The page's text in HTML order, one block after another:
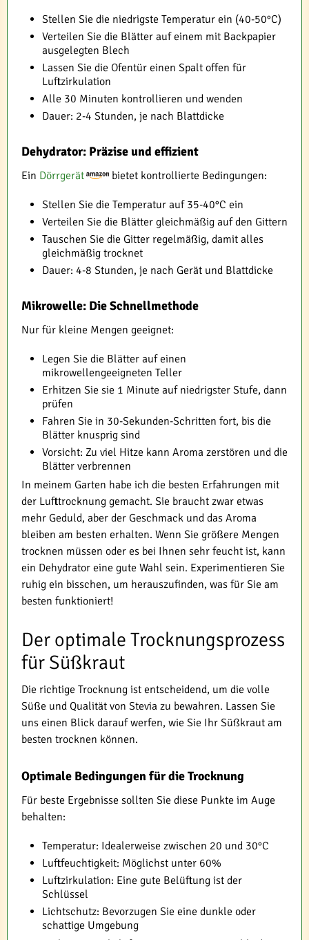
Stellen Sie die niedrigste Temperatur ein (40-50°C)
Verteilen Sie die Blätter auf einem mit Backpapier
ausgelegten Blech
Lassen Sie die Ofentür einen Spalt offen für
Luftzirkulation
Alle 30 Minuten kontrollieren und wenden
Dauer: 2-4 Stunden, je nach Blattdicke
Dehydrator: Präzise und effizient
Ein Dörrgerät bietet kontrollierte Bedingungen:
Stellen Sie die Temperatur auf 35-40°C ein
Verteilen Sie die Blätter gleichmäßig auf den Gittern
Tauschen Sie die Gitter regelmäßig, damit alles
gleichmäßig trocknet
Dauer: 4-8 Stunden, je nach Gerät und Blattdicke
Mikrowelle: Die Schnellmethode
Nur für kleine Mengen geeignet:
Legen Sie die Blätter auf einen
mikrowellengeeigneten Teller
Erhitzen Sie sie 1 Minute auf niedrigster Stufe, dann
prüfen
Fahren Sie in 30-Sekunden-Schritten fort, bis die
Blätter knusprig sind
Vorsicht: Zu viel Hitze kann Aroma zerstören und die
Blätter verbrennen
In meinem Garten habe ich die besten Erfahrungen mit
der Lufttrocknung gemacht. Sie braucht zwar etwas
mehr Geduld, aber der Geschmack und das Aroma
bleiben am besten erhalten. Wenn Sie größere Mengen
trocknen müssen oder es bei Ihnen sehr feucht ist, kann
ein Dehydrator eine gute Wahl sein. Experimentieren Sie
ruhig ein bisschen, um herauszufinden, was für Sie am
besten funktioniert!
Der optimale Trocknungsprozess
für Süßkraut
Die richtige Trocknung ist entscheidend, um die volle
Süße und Qualität von Stevia zu bewahren. Lassen Sie
uns einen Blick darauf werfen, wie Sie Ihr Süßkraut am
besten trocknen können.
Optimale Bedingungen für die Trocknung
Für beste Ergebnisse sollten Sie diese Punkte im Auge
behalten:
Temperatur: Idealerweise zwischen 20 und 30°C
Luftfeuchtigkeit: Möglichst unter 60%
Luftzirkulation: Eine gute Belüftung ist der
Schlüssel
Lichtschutz: Bevorzugen Sie eine dunkle oder
schattige Umgebung